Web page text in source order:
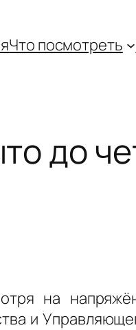
Что посмотреть
до
на
и